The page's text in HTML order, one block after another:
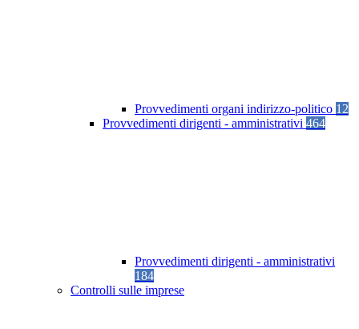
Provvedimenti organi indirizzo-politico 12
Provvedimenti dirigenti - amministrativi 464
Provvedimenti dirigenti - amministrativi
184
Controlli sulle imprese